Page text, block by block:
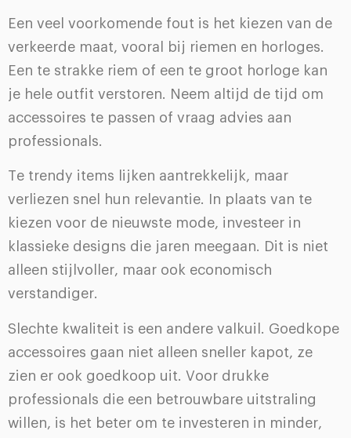
Een veel voorkomende fout is het kiezen van de
verkeerde maat, vooral bij riemen en horloges.
Een te strakke riem of een te groot horloge kan
je hele outfit verstoren. Neem altijd de tijd om
accessoires te passen of vraag advies aan
professionals.
Te trendy items lijken aantrekkelijk, maar
verliezen snel hun relevantie. In plaats van te
kiezen voor de nieuwste mode, investeer in
klassieke designs die jaren meegaan. Dit is niet
alleen stijlvoller, maar ook economisch
verstandiger.
Slechte kwaliteit is een andere valkuil. Goedkope
accessoires gaan niet alleen sneller kapot, ze
zien er ook goedkoop uit. Voor drukke
professionals die een betrouwbare uitstraling
willen, is het beter om te investeren in minder,